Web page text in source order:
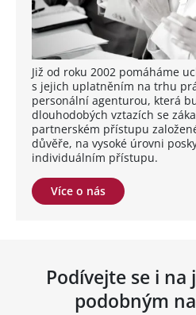
Již od roku 2002 pomáháme
s jejich uplatněním na trhu
personální agenturou, která
dlouhodobých vztazích se
partnerském přístupu
důvěře, na vysoké úrovni
individuálním přístupu.
Více o nás
Podívejte se i na
podobným